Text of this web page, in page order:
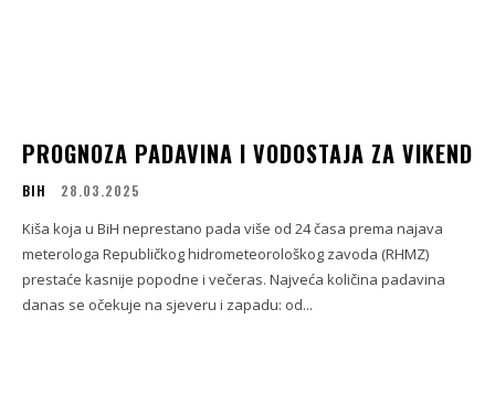
PROGNOZA PADAVINA I VODOSTAJA ZA VIKEND
BIH 28.03.2025
Kiša koja u BiH neprestano pada više od 24 časa prema najava
meterologa Republičkog hidrometeorološkog zavoda (RHMZ)
prestaće kasnije popodne i večeras. Najveća količina padavina
danas se očekuje na sjeveru i zapadu: od...